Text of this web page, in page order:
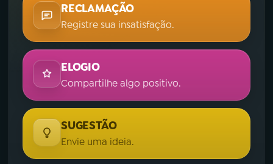
RECLAMAÇÃO
Registre sua insatisfação.
ELOGIO
Compartilhe algo positivo.
SUGESTÃO
Envie uma ideia.